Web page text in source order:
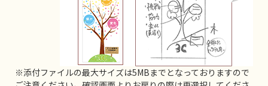
※添付ファイルの最大サイズは5MBまでとなっておりますので